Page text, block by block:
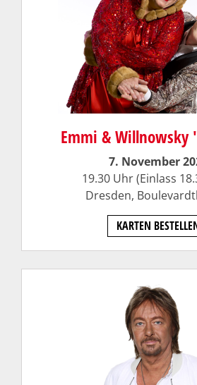
Emmi & Willnowsky
7. November
19.30 Uhr (Einlass
Dresden,
KARTEN